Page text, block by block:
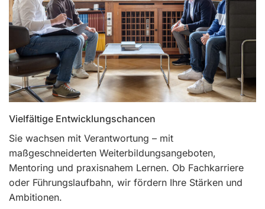
Vielfältige Entwicklungschancen
Sie wachsen mit Verantwortung – mit
maßgeschneiderten Weiterbildungsangeboten,
Mentoring und praxisnahem Lernen. Ob Fachkarriere
oder Führungslaufbahn, wir fördern Ihre Stärken und
Ambitionen.